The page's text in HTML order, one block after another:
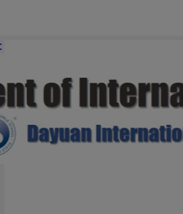
國際交流處 | 語